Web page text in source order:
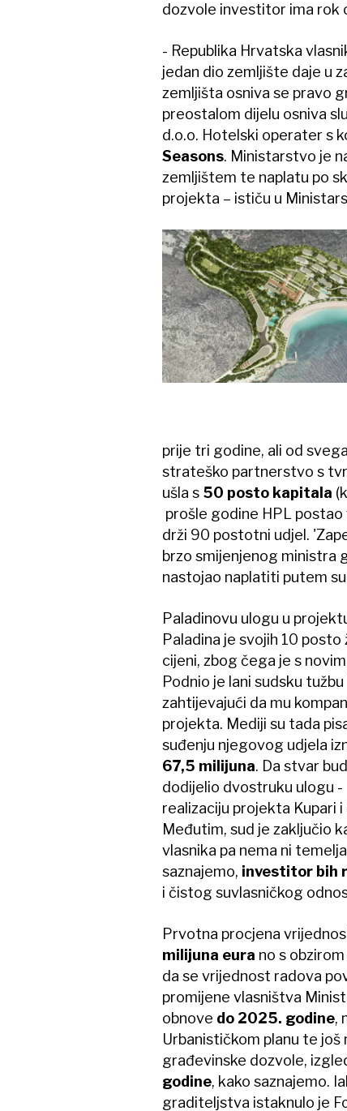
dozvole investitor ima rok
- Republika Hrvatska
jedan dio zemljište daje u
zemljišta osniva se pravo
preostalom dijelu osniva
d.o.o. Hotelski operater s
Seasons. Ministarstvo je
zemljištem te naplatu po
projekta – ističu u
prije tri godine, ali od
strateško partnerstvo s
ušla s 50 posto kapitala
prošle godine HPL
drži 90 postotni udjel.
brzo smijenjenog ministra
nastojao naplatiti putem
Paladinovu ulogu u
Paladina je svojih 10
cijeni, zbog čega je s
Podnio je lani sudsku
zahtijevajući da mu
projekta. Mediji su tada
suđenju njegovog udjela
67,5 milijuna. Da stvar
dodijelio dvostruku ulogu
realizaciju projekta Kupari
Međutim, sud je zaključio
vlasnika pa nema ni
saznajemo, investitor bih
i čistog suvlasničkog
Prvotna procjena
milijuna eura no s
da se vrijednost radova
promijene vlasništva
obnove do 2025. godine,
Urbanističkom planu te još
građevinske dozvole,
godine, kako saznajemo.
graditeljstva istaknulo je